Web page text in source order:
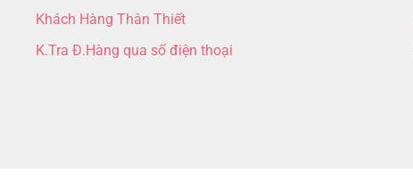
Khách Hàng Thân Thiết
K.Tra Đ.Hàng qua số điện thoại